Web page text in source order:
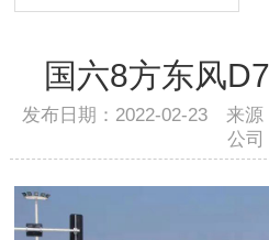
国六8方东风
发布日期：2022-02-23 来源
公司